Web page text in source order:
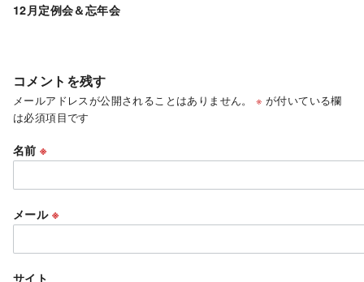
12月定例会＆忘年会
コメントを残す
メールアドレスが公開されることはありません。 ※ が付いている欄
は必須項目です
名前※
メール ※
サイト